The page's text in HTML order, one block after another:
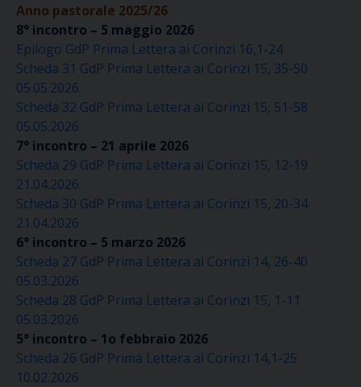
Anno pastorale 2025/26
8° incontro – 5 maggio 2026
Epilogo GdP Prima Lettera ai Corinzi 16,1-24
Scheda 31 GdP Prima Lettera ai Corinzi 15, 35-50
05.05.2026
Scheda 32 GdP Prima Lettera ai Corinzi 15, 51-58
05.05.2026
7° incontro – 21 aprile 2026
Scheda 29 GdP Prima Lettera ai Corinzi 15, 12-19
21.04.2026
Scheda 30 GdP Prima Lettera ai Corinzi 15, 20-34
21.04.2026
6° incontro – 5 marzo 2026
Scheda 27 GdP Prima Lettera ai Corinzi 14, 26-40
05.03.2026
Scheda 28 GdP Prima Lettera ai Corinzi 15, 1-11
05.03.2026
5° incontro – 1o febbraio 2026
Scheda 26 GdP Prima Lettera ai Corinzi 14,1-25
10.02.2026